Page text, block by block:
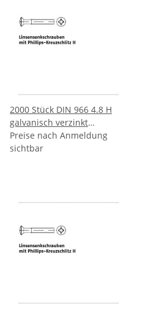
2000 Stück DIN 966 4.8 H
galvanisch verzinkt
Linsenkopfschrauben mit
Phillips Kreuzschlitz H
Preise nach Anmeldung
sichtbar